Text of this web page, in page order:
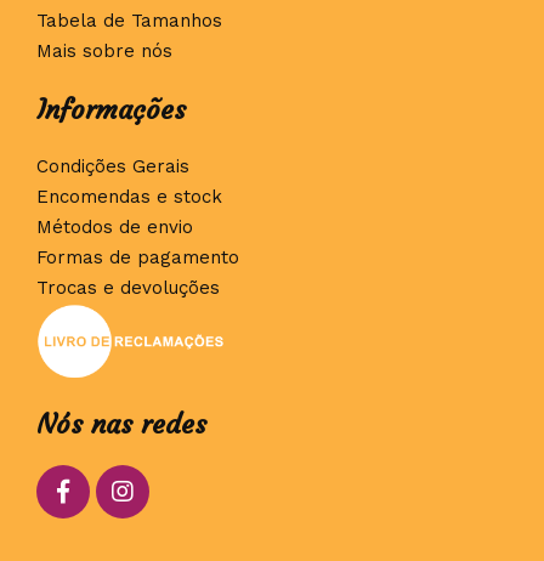
Tabela de Tamanhos
Mais sobre nós
Informações
Condições Gerais
Encomendas e stock
Métodos de envio
Formas de pagamento
Trocas e devoluções
Nós nas redes